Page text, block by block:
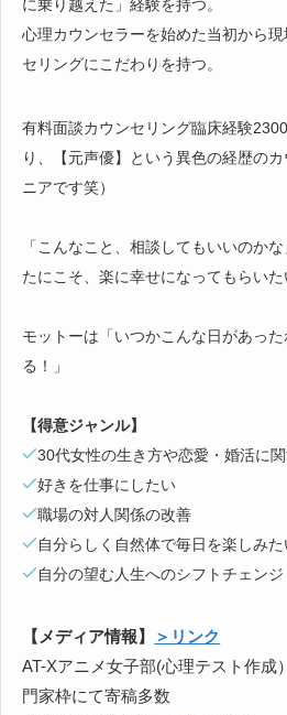
に乗り越えた」経験を持つ。
心理カウンセラーを始めた当初から
セリングにこだわりを持つ。
有料面談カウンセリング臨床経験
り、【元声優】という異色の経歴の
ニアです笑）
「こんなこと、相談してもいいのか
たにこそ、楽に幸せになってもらいた
モットーは「いつかこんな日があっ
る！」
【得意ジャンル】
30代女性の生き方や恋愛・婚活に
好きを仕事にしたい
職場の対人関係の改善
自分らしく自然体で毎日を楽しみた
自分の望む人生へのシフトチェンジ
【メディア情報】
＞リンク
AT-Xアニメ女子部(心理テスト作成
門家枠にて寄稿多数